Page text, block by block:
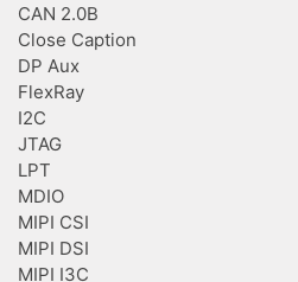
CAN 2.0B
Close Caption
DP Aux
FlexRay
I2C
JTAG
LPT
MDIO
MIPI CSI
MIPI DSI
MIPI I3C